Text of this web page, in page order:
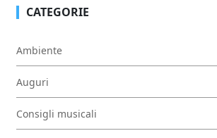
CATEGORIE
Ambiente
Auguri
Consigli musicali